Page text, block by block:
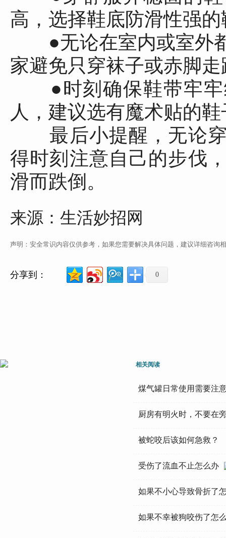
高，选择鞋底防滑性强
●无论在室内或室外都
家避免只穿袜子或赤脚
●时刻确保鞋带牢牢
人，建议选有魔术贴的
最后小提醒，无论穿
得时刻注意自己的步伐
滑而跌倒。
来源：生活妙招网
声明：安全常识内容仅供参考，如果您需要解决具体问题，建议详细咨询
分享到： 0
相关阅读
煤气罐日常使用需要注
厨房有明火时，不要在
被蛇咬后该如何急救？
受伤了流血不止怎么办
如果不小心导致骨折了
如果不幸被狗咬伤了怎